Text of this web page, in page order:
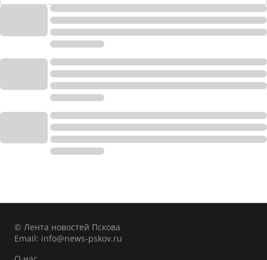
© Лента новостей Пскова
Email: info@news-pskov.ru